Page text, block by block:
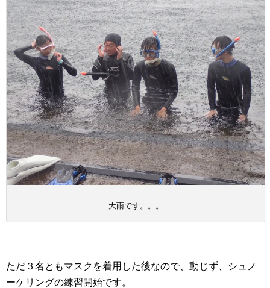
大雨です。。。
ただ３名ともマスクを着用した後なので、動じず、シュノ
ーケリングの練習開始です。